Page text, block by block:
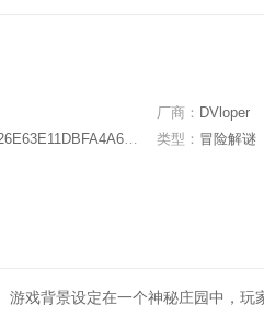
厂商： DVloper
类型： 冒险解谜
戏背景设定在一个神秘庄园中，玩